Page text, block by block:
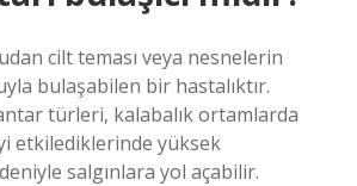
cilt teması veya nesnelerin
bulaşabilen bir hastalıktır.
türleri, kalabalık ortamlarda
etkilediklerinde yüksek
salgınlara yol açabilir.